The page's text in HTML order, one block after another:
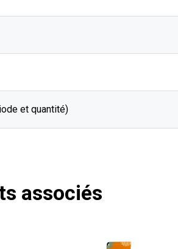
et quantité)
associés